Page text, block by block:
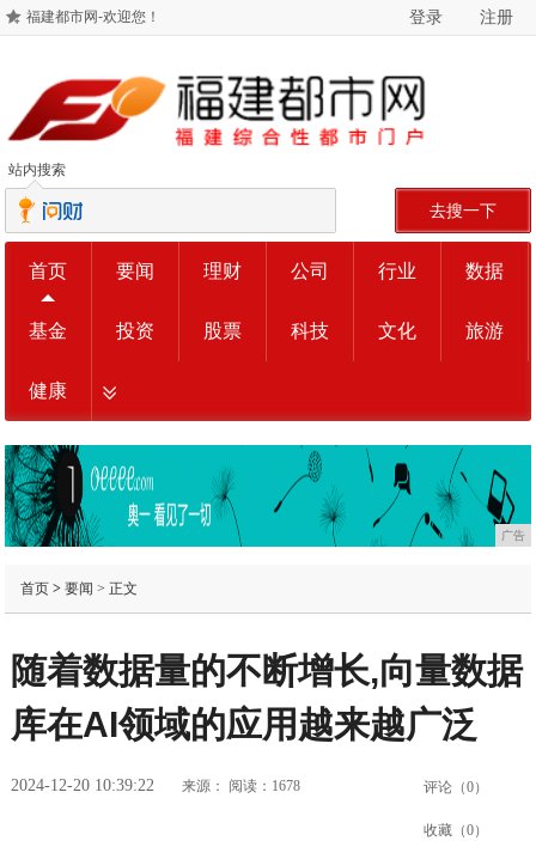
福建都市网-欢迎您！ 登录 注册
站内搜索
去搜一下
首页 要闻 理财 公司 行业 数据
基金 投资 股票 科技 文化 旅游
健康
广告
首页> 要闻 > 正文
随着数据量的不断增长,向量数据
库在AI领域的应用越来越广泛
2024-12-20 10:39:22 来源： 阅读：1678 评论（0）
收藏（0）